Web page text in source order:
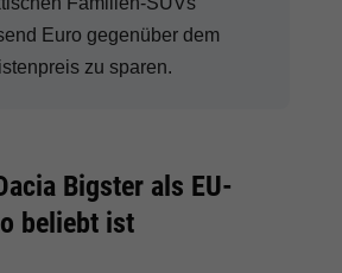
Euro gegenüber dem
zu sparen.
Bigster als EU-
beliebt ist